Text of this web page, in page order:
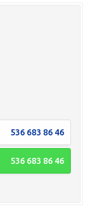
536 683 86 46
536 683 86 46